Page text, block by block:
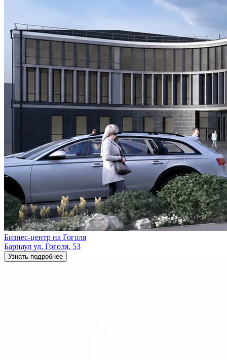
Бизнес-центр на Гоголя
Барнаул ул. Гоголя, 53
Узнать подробнее